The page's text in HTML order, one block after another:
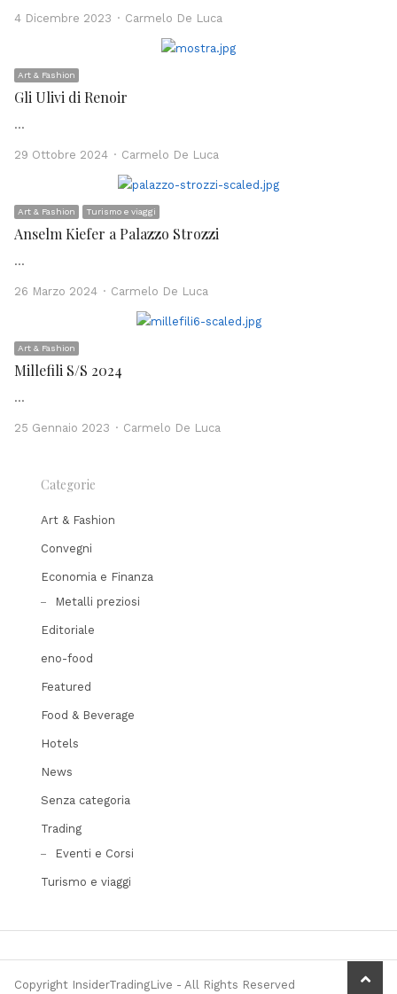
4 Dicembre 2023 Author
Carmelo De Luca
Art & Fashion
Gli Ulivi di Renoir
…
29 Ottobre 2024 Author
Carmelo De Luca
Art & Fashion Turismo e viaggi
Anselm Kiefer a Palazzo Strozzi
…
26 Marzo 2024 Author
Carmelo De Luca
Art & Fashion
Millefili S/S 2024
…
25 Gennaio 2023 Author
Carmelo De Luca
Categorie
Art & Fashion
Convegni
Economia e Finanza
Metalli preziosi
Editoriale
eno-food
Featured
Food & Beverage
Hotels
News
Senza categoria
Trading
Eventi e Corsi
Turismo e viaggi
Copyright InsiderTradingLive - All Rights Reserved